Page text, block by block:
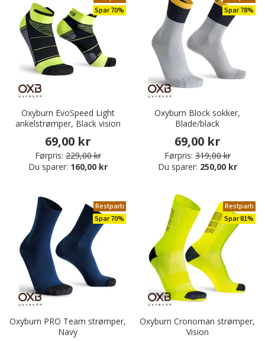
Spar 70%
Oxyburn EvoSpeed Light
ankelstrømper, Black vision
69,00 kr
Førpris: 229,00 kr
Du sparer: 160,00 kr
Spar 78%
Oxyburn Block sokker,
Blade/black
69,00 kr
Førpris: 319,00 kr
Du sparer: 250,00 kr
Restparti
Spar 70%
Oxyburn PRO Team strømper,
Navy
Restparti
Spar 81%
Oxyburn Cronoman strømper,
Vision